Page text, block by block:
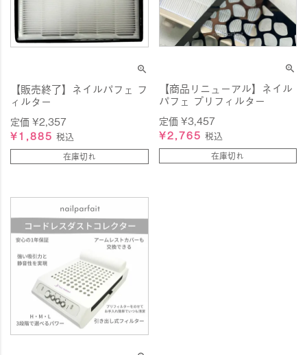
【販売終了】ネイルパフェ フ
ィルター
定価¥2,357
¥1,885 税込
在庫切れ
【商品リニューアル】ネイル
パフェ プリフィルター
定価 ¥3,457
¥2,765 税込
在庫切れ